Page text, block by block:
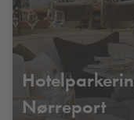
Nørreport